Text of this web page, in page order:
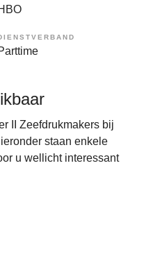
II Zeefdrukmakers bij
staan enkele
u wellicht interessant